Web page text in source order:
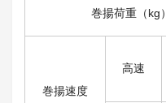
巻揚荷重（kg）
巻揚速度
高速